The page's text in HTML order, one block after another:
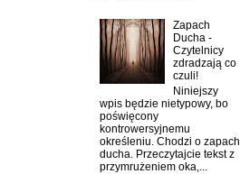
Zapach
Ducha -
Czytelnicy
zdradzają co
czuli!
Niniejszy
wpis będzie nietypowy, bo
poświęcony
kontrowersyjnemu
określeniu. Chodzi o zapach
ducha. Przeczytajcie tekst z
przymrużeniem oka,...